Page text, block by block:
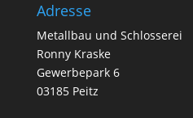
Adresse
Metallbau und Schlosserei
Ronny Kraske
Gewerbepark 6
03185 Peitz